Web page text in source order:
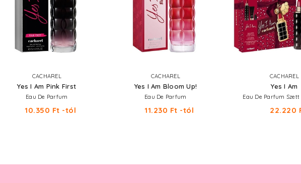
CACHAREL
Yes I Am Pink First
Eau De Parfum
10.350 Ft -tól
CACHAREL
Yes I Am Bloom Up!
Eau De Parfum
11.230 Ft -tól
CACHAREL
Yes I Am
Eau De Parfum
22.220